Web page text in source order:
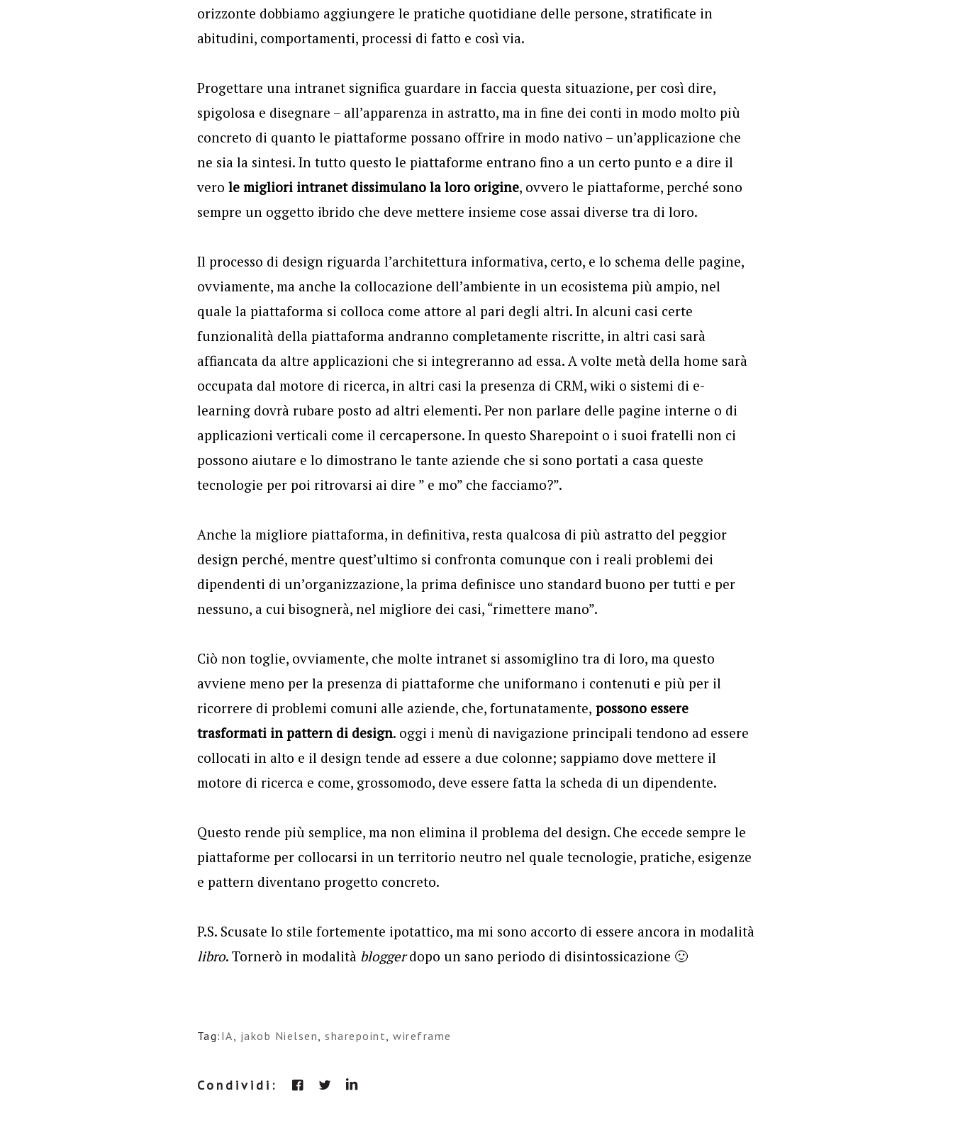
orizzonte dobbiamo aggiungere le pratiche quotidiane delle persone, stratificate in
abitudini, comportamenti, processi di fatto e così via.
Progettare una intranet significa guardare in faccia questa situazione, per così dire,
spigolosa e disegnare – all’apparenza in astratto, ma in fine dei conti in modo molto più
concreto di quanto le piattaforme possano offrire in modo nativo – un’applicazione che
ne sia la sintesi. In tutto questo le piattaforme entrano fino a un certo punto e a dire il
vero le migliori intranet dissimulano la loro origine, ovvero le piattaforme, perché sono
sempre un oggetto ibrido che deve mettere insieme cose assai diverse tra di loro.
Il processo di design riguarda l’architettura informativa, certo, e lo schema delle pagine,
ovviamente, ma anche la collocazione dell’ambiente in un ecosistema più ampio, nel
quale la piattaforma si colloca come attore al pari degli altri. In alcuni casi certe
funzionalità della piattaforma andranno completamente riscritte, in altri casi sarà
affiancata da altre applicazioni che si integreranno ad essa. A volte metà della home sarà
occupata dal motore di ricerca, in altri casi la presenza di CRM, wiki o sistemi di e-
learning dovrà rubare posto ad altri elementi. Per non parlare delle pagine interne o di
applicazioni verticali come il cercapersone. In questo Sharepoint o i suoi fratelli non ci
possono aiutare e lo dimostrano le tante aziende che si sono portati a casa queste
tecnologie per poi ritrovarsi ai dire ” e mo” che facciamo?”.
Anche la migliore piattaforma, in definitiva, resta qualcosa di più astratto del peggior
design perché, mentre quest’ultimo si confronta comunque con i reali problemi dei
dipendenti di un’organizzazione, la prima definisce uno standard buono per tutti e per
nessuno, a cui bisognerà, nel migliore dei casi, “rimettere mano”.
Ciò non toglie, ovviamente, che molte intranet si assomiglino tra di loro, ma questo
avviene meno per la presenza di piattaforme che uniformano i contenuti e più per il
ricorrere di problemi comuni alle aziende, che, fortunatamente, possono essere
trasformati in pattern di design. oggi i menù di navigazione principali tendono ad essere
collocati in alto e il design tende ad essere a due colonne; sappiamo dove mettere il
motore di ricerca e come, grossomodo, deve essere fatta la scheda di un dipendente.
Questo rende più semplice, ma non elimina il problema del design. Che eccede sempre le
piattaforme per collocarsi in un territorio neutro nel quale tecnologie, pratiche, esigenze
e pattern diventano progetto concreto.
P.S. Scusate lo stile fortemente ipotattico, ma mi sono accorto di essere ancora in modalità
libro. Tornerò in modalità bloggerdopo un sano periodo di disintossicazione 🙂
Tag: IA, jakob Nielsen,sharepoint,wireframe
Condividi: